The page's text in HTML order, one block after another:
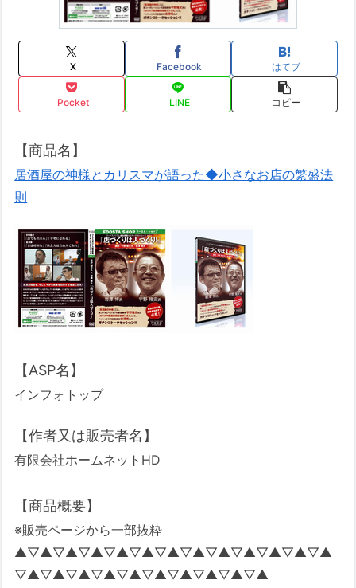
X Facebook はてブ
Pocket LINE コピー
【商品名】
居酒屋の神様とカリスマが語った◆小さなお店の繁盛法
則
【ASP名】
インフォトップ
【作者又は販売者名】
有限会社ホームネットHD
【商品概要】
※販売ページから一部抜粋
▲▽▲▽▲▽▲▽▲▽▲▽▲▽▲▽▲▽▲▽▲▽▲▽▲
▽▲▽▲▽▲▽▲▽▲▽▲▽▲▽▲▽▲▽▲